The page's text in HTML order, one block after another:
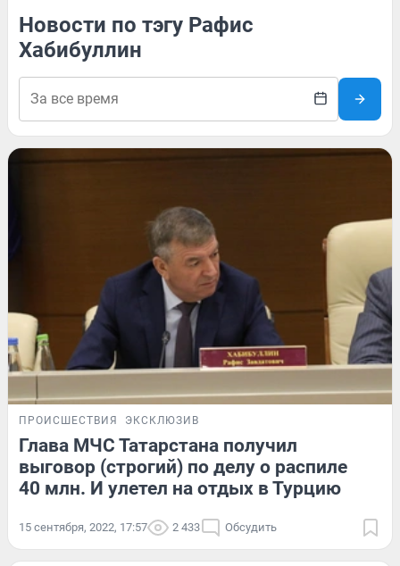
Новости по тэгу Рафис
Хабибуллин
ПРОИСШЕСТВИЯ ЭКСКЛЮЗИВ
Глава МЧС Татарстана получил
выговор (строгий) по делу о распиле
40 млн. И улетел на отдых в Турцию
15 сентября, 2022, 17:57 2 433 Обсудить